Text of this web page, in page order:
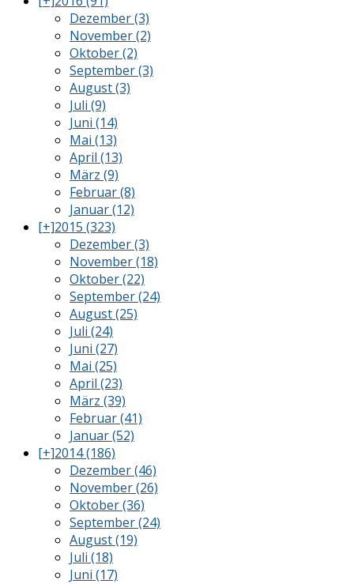
Dezember (3)
November (2)
Oktober (2)
September (3)
August (3)
Juli (9)
Juni (14)
Mai (13)
April (13)
März (9)
Februar (8)
Januar (12)
[+]2015 (323)
Dezember (3)
November (18)
Oktober (22)
September (24)
August (25)
Juli (24)
Juni (27)
Mai (25)
April (23)
März (39)
Februar (41)
Januar (52)
[+]2014 (186)
Dezember (46)
November (26)
Oktober (36)
September (24)
August (19)
Juli (18)
Juni (17)